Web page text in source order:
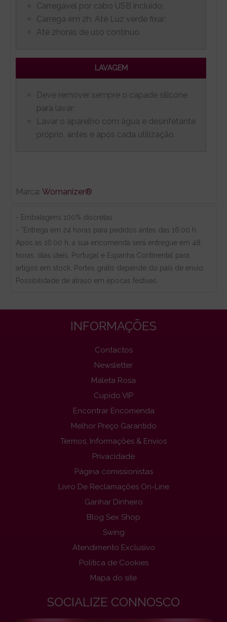
Carregável por cabo USB incluído;
Carrega em 2h. Até Luz verde fixar;
Até 2horas de uso continuo.
LAVAGEM
Deve remover sempre o capade silicone
para lavar;
Lavar o aparelho com água e desinfetante
próprio, antes e após cada utilização.
Marca: Womanizer®
- Embalagens 100% discretas
- *Entrega em 24 horas para pedidos antes das 16:00 h.
Após as 16:00 h, a sua encomenda será entregue em 48
horas, dias úteis. Portugal e Espanha Continental para
artigos em stock. Portes gratis depende do país de envio.
Possibilidade de atraso em épocas festivas.
INFORMAÇÕES
Contactos
Newsletter
Maleta Rosa
Cupido VIP
Encontrar Encomenda
Melhor Preço Garantido
Termos, Informações & Envios
Privacidade
Página comissionistas
Livro De Reclamações On-Line
Ganhar Dinheiro
Blog Sex Shop
Swing
Atendimento Exclusivo
Politica de Cookies
Mapa do site
SOCIALIZE CONNOSCO